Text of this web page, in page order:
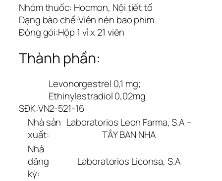
Nhóm thuốc: Hocmon, Nội tiết tố
Dạng bào chế:Viên nén bao phim
Đóng gói:Hộp 1 vỉ x 21 viên
Thành phần:
Levonorgestrel 0,1 mg;
Ethinylestradiol 0,02mg
SĐK:VN2-521-16
Nhà sản
xuất:
Laboratorios Leon Farma, S.A –
TÂY BAN NHA
Nhà
đăng
ký:
Laboratorios Liconsa, S.A